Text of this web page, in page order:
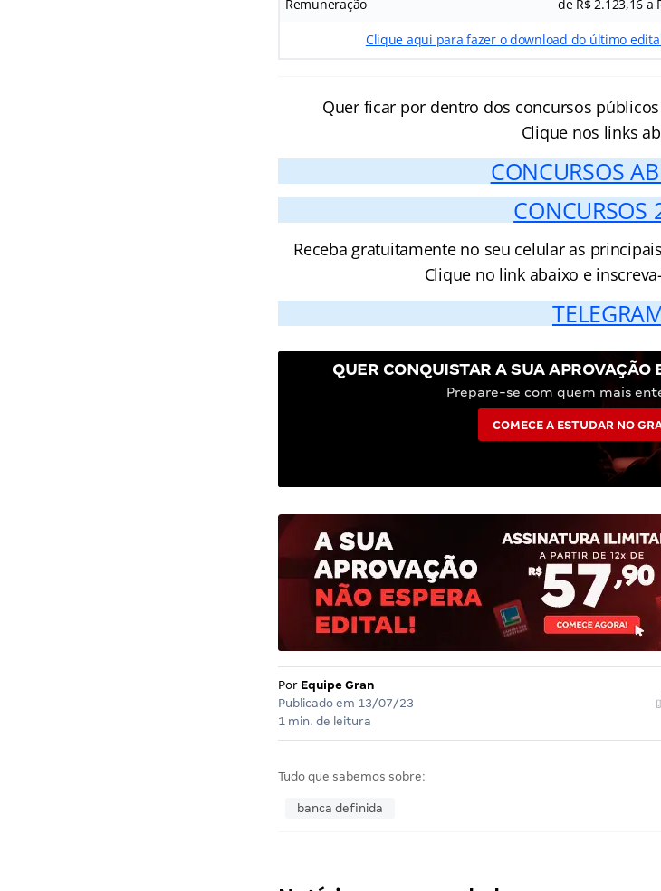
Remuneração de R$ 2.123,16 a
Clique aqui para fazer o download do último
Quer ficar por dentro dos concursos
Clique nos links
CONCURSOS
CONCURSOS
Receba gratuitamente no seu celular as
Clique no link abaixo e
QUER CONQUISTAR A SUA APROVAÇÃO
Prepare-se com quem mais
COMECE A ESTUDAR NO
Por Equipe Gran
Publicado em 13/07/23
1 min. de leitura
Tudo que sabemos sobre:
banca definida